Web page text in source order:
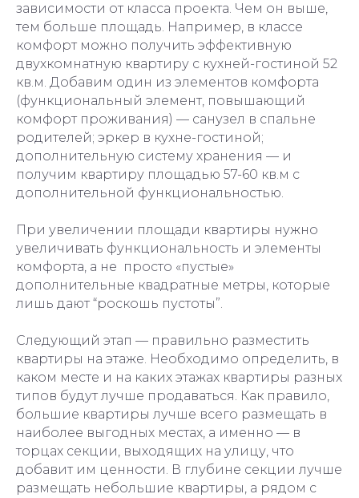
зависимости от класса проекта. Чем он выше,
тем больше площадь. Например, в классе
комфорт можно получить эффективную
двухкомнатную квартиру с кухней-гостиной 52
кв.м. Добавим один из элементов комфорта
(функциональный элемент, повышающий
комфорт проживания) — санузел в спальне
родителей; эркер в кухне-гостиной;
дополнительную систему хранения — и
получим квартиру площадью 57-60 кв.м с
дополнительной функциональностью.
При увеличении площади квартиры нужно
увеличивать функциональность и элементы
комфорта, а не просто «пустые»
дополнительные квадратные метры, которые
лишь дают “роскошь пустоты”.
Следующий этап — правильно разместить
квартиры на этаже. Необходимо определить, в
каком месте и на каких этажах квартиры разных
типов будут лучше продаваться. Как правило,
большие квартиры лучше всего размещать в
наиболее выгодных местах, а именно — в
торцах секции, выходящих на улицу, что
добавит им ценности. В глубине секции лучше
размещать небольшие квартиры, а рядом с